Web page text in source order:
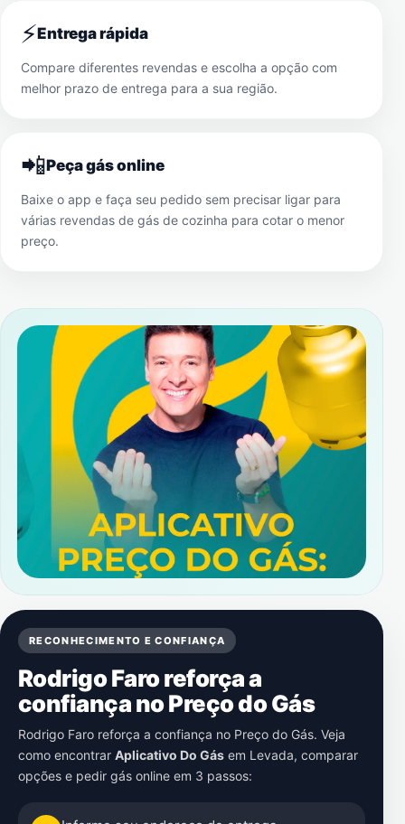
⚡Entrega rápida
Compare diferentes revendas e escolha a opção com
melhor prazo de entrega para a sua região.
📲Peça gás online
Baixe o app e faça seu pedido sem precisar ligar para
várias revendas de gás de cozinha para cotar o menor
preço.
RECONHECIMENTO E CONFIANÇA
Rodrigo Faro reforça a
confiança no Preço do Gás
Rodrigo Faro reforça a confiança no Preço do Gás. Veja
como encontrar Aplicativo Do Gás em Levada, comparar
opções e pedir gás online em 3 passos: